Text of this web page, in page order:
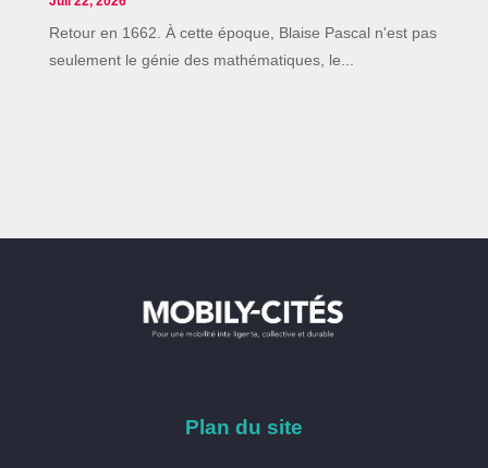
Retour en 1662. À cette époque, Blaise Pascal n'est pas
seulement le génie des mathématiques, le...
Plan du site